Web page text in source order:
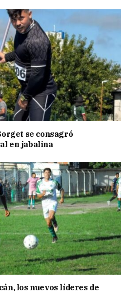
se consagró
en jabalina
los nuevos líderes de